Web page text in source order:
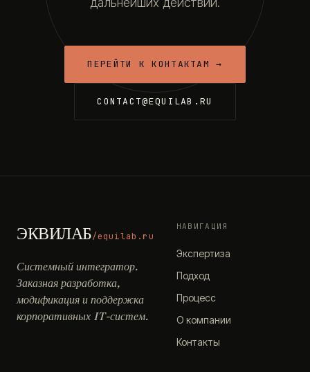
ПЕРЕЙТИ К КОНТАКТАМ →
CONTACT@EQUILAB.RU
ЭКВИЛАБ/equilab.ru
Системный интегратор.
Заказная разработка,
модификация и поддержка
корпоративных IT-систем.
НАВИГАЦИЯ
Экспертиза
Подход
Процесс
О компании
Контакты